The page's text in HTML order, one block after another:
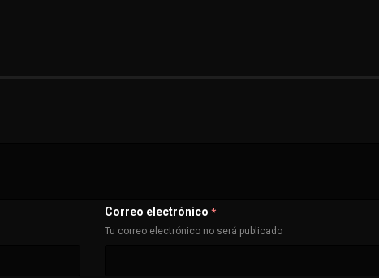
Correo electrónico *
Tu correo electrónico no será publicado